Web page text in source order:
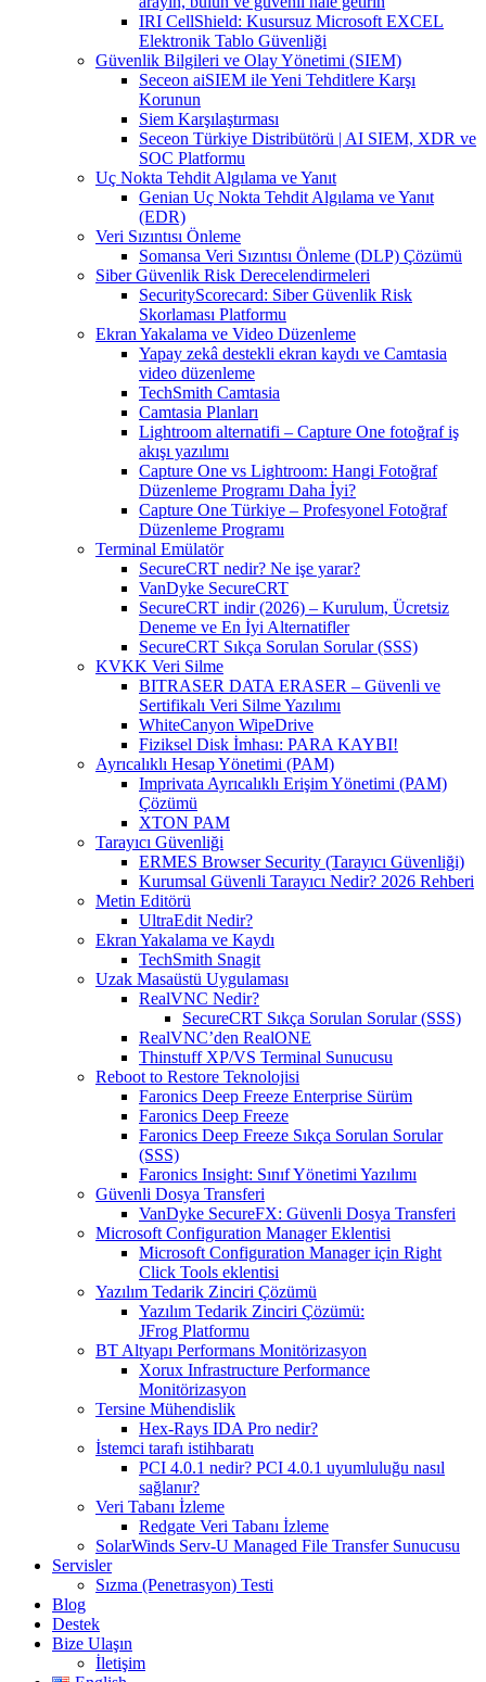
IRI CellShield: Kusursuz Microsoft EXCEL
Elektronik Tablo Güvenliği
Güvenlik Bilgileri ve Olay Yönetimi (SIEM)
Seceon aiSIEM ile Yeni Tehditlere Karşı
Korunun
Siem Karşılaştırması
Seceon Türkiye Distribütörü | AI SIEM, XDR ve
SOC Platformu
Uç Nokta Tehdit Algılama ve Yanıt
Genian Uç Nokta Tehdit Algılama ve Yanıt
(EDR)
Veri Sızıntısı Önleme
Somansa Veri Sızıntısı Önleme (DLP) Çözümü
Siber Güvenlik Risk Derecelendirmeleri
SecurityScorecard: Siber Güvenlik Risk
Skorlaması Platformu
Ekran Yakalama ve Video Düzenleme
Yapay zekâ destekli ekran kaydı ve Camtasia
video düzenleme
TechSmith Camtasia
Camtasia Planları
Lightroom alternatifi – Capture One fotoğraf iş
akışı yazılımı
Capture One vs Lightroom: Hangi Fotoğraf
Düzenleme Programı Daha İyi?
Capture One Türkiye – Profesyonel Fotoğraf
Düzenleme Programı
Terminal Emülatör
SecureCRT nedir? Ne işe yarar?
VanDyke SecureCRT
SecureCRT indir (2026) – Kurulum, Ücretsiz
Deneme ve En İyi Alternatifler
SecureCRT Sıkça Sorulan Sorular (SSS)
KVKK Veri Silme
BITRASER DATA ERASER – Güvenli ve
Sertifikalı Veri Silme Yazılımı
WhiteCanyon WipeDrive
Fiziksel Disk İmhası: PARA KAYBI!
Ayrıcalıklı Hesap Yönetimi (PAM)
Imprivata Ayrıcalıklı Erişim Yönetimi (PAM)
Çözümü
XTON PAM
Tarayıcı Güvenliği
ERMES Browser Security (Tarayıcı Güvenliği)
Kurumsal Güvenli Tarayıcı Nedir? 2026 Rehberi
Metin Editörü
UltraEdit Nedir?
Ekran Yakalama ve Kaydı
TechSmith Snagit
Uzak Masaüstü Uygulaması
RealVNC Nedir?
SecureCRT Sıkça Sorulan Sorular (SSS)
RealVNC’den RealONE
Thinstuff XP/VS Terminal Sunucusu
Reboot to Restore Teknolojisi
Faronics Deep Freeze Enterprise Sürüm
Faronics Deep Freeze
Faronics Deep Freeze Sıkça Sorulan Sorular
(SSS)
Faronics Insight: Sınıf Yönetimi Yazılımı
Güvenli Dosya Transferi
VanDyke SecureFX: Güvenli Dosya Transferi
Microsoft Configuration Manager Eklentisi
Microsoft Configuration Manager için Right
Click Tools eklentisi
Yazılım Tedarik Zinciri Çözümü
Yazılım Tedarik Zinciri Çözümü:
JFrog Platformu
BT Altyapı Performans Monitörizasyon
Xorux Infrastructure Performance
Monitörizasyon
Tersine Mühendislik
Hex-Rays IDA Pro nedir?
İstemci tarafı istihbaratı
PCI 4.0.1 nedir? PCI 4.0.1 uyumluluğu nasıl
sağlanır?
Veri Tabanı İzleme
Redgate Veri Tabanı İzleme
SolarWinds Serv-U Managed File Transfer Sunucusu
Servisler
Sızma (Penetrasyon) Testi
Blog
Destek
Bize Ulaşın
İletişim